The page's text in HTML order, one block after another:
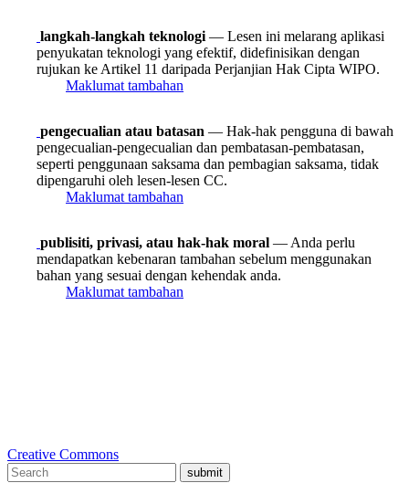
langkah-langkah teknologi — Lesen ini melarang aplikasi
penyukatan teknologi yang efektif, didefinisikan dengan
rujukan ke Artikel 11 daripada Perjanjian Hak Cipta WIPO.
Maklumat tambahan
pengecualian atau batasan — Hak-hak pengguna di bawah
pengecualian-pengecualian dan pembatasan-pembatasan,
seperti penggunaan saksama dan pembagian saksama, tidak
dipengaruhi oleh lesen-lesen CC.
Maklumat tambahan
publisiti, privasi, atau hak-hak moral — Anda perlu
mendapatkan kebenaran tambahan sebelum menggunakan
bahan yang sesuai dengan kehendak anda.
Maklumat tambahan
Creative Commons
submit